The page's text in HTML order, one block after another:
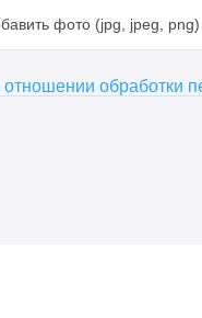
фото (jpg, jpeg, png)
отношении обработки